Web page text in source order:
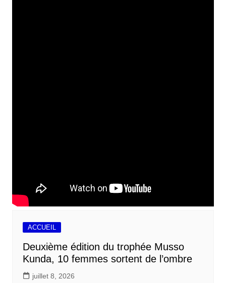
ACCUEIL
Deuxième édition du trophée Musso
Kunda, 10 femmes sortent de l’ombre
juillet 8, 2026